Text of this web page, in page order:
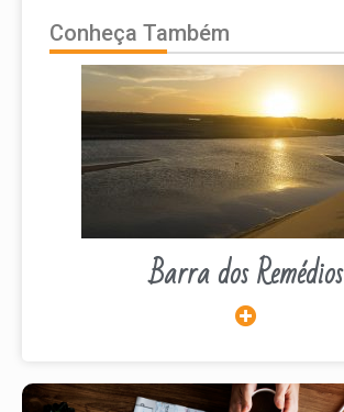
Conheça Também
Barra dos Remédios